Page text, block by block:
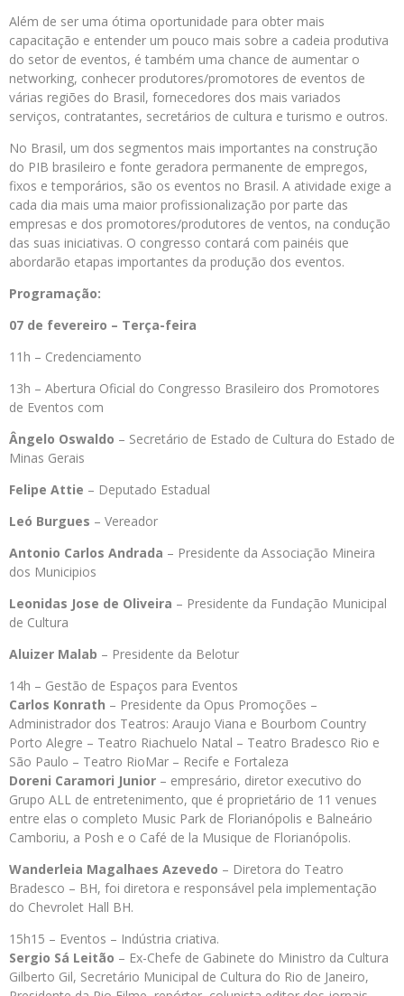
Além de ser uma ótima oportunidade para obter mais
capacitação e entender um pouco mais sobre a cadeia produtiva
do setor de eventos, é também uma chance de aumentar o
networking, conhecer produtores/promotores de eventos de
várias regiões do Brasil, fornecedores dos mais variados
serviços, contratantes, secretários de cultura e turismo e outros.
No Brasil, um dos segmentos mais importantes na construção
do PIB brasileiro e fonte geradora permanente de empregos,
fixos e temporários, são os eventos no Brasil. A atividade exige a
cada dia mais uma maior profissionalização por parte das
empresas e dos promotores/produtores de ventos, na condução
das suas iniciativas. O congresso contará com painéis que
abordarão etapas importantes da produção dos eventos.
Programação:
07 de fevereiro – Terça-feira
11h – Credenciamento
13h – Abertura Oficial do Congresso Brasileiro dos Promotores
de Eventos com
Ângelo Oswaldo – Secretário de Estado de Cultura do Estado de
Minas Gerais
Felipe Attie – Deputado Estadual
Leó Burgues – Vereador
Antonio Carlos Andrada – Presidente da Associação Mineira
dos Municipios
Leonidas Jose de Oliveira – Presidente da Fundação Municipal
de Cultura
Aluizer Malab – Presidente da Belotur
14h – Gestão de Espaços para Eventos
Carlos Konrath – Presidente da Opus Promoções –
Administrador dos Teatros: Araujo Viana e Bourbom Country
Porto Alegre – Teatro Riachuelo Natal – Teatro Bradesco Rio e
São Paulo – Teatro RioMar – Recife e Fortaleza
Doreni Caramori Junior – empresário, diretor executivo do
Grupo ALL de entretenimento, que é proprietário de 11 venues
entre elas o completo Music Park de Florianópolis e Balneário
Camboriu, a Posh e o Café de la Musique de Florianópolis.
Wanderleia Magalhaes Azevedo – Diretora do Teatro
Bradesco – BH, foi diretora e responsável pela implementação
do Chevrolet Hall BH.
15h15 – Eventos – Indústria criativa.
Sergio Sá Leitão – Ex-Chefe de Gabinete do Ministro da Cultura
Gilberto Gil, Secretário Municipal de Cultura do Rio de Janeiro,